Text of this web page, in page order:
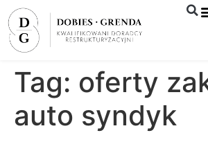
Tag: oferty
auto syndyk